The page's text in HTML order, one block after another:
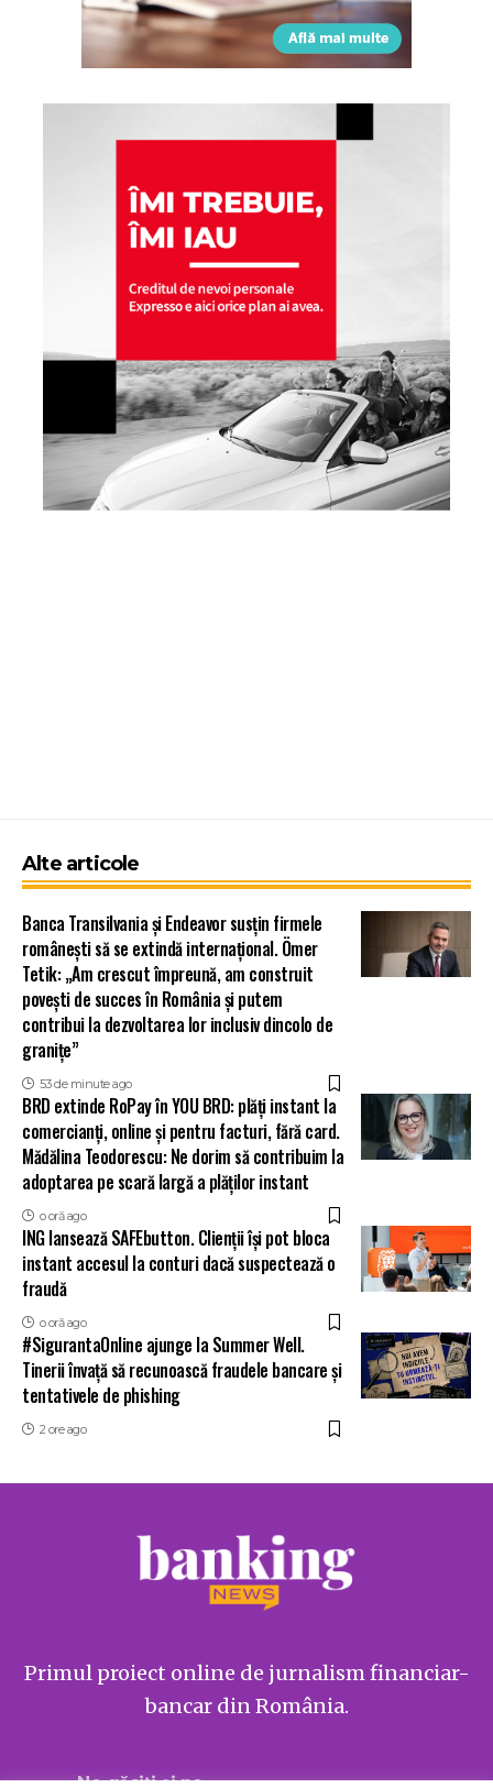
Alte articole
Banca Transilvania și Endeavor susțin firmele
românești să se extindă internațional. Ömer
Tetik: „Am crescut împreună, am construit
povești de succes în România și putem
contribui la dezvoltarea lor inclusiv dincolo de
granițe”
53 de minute ago
BRD extinde RoPay în YOU BRD: plăți instant la
comercianți, online și pentru facturi, fără card.
Mădălina Teodorescu: Ne dorim să contribuim la
adoptarea pe scară largă a plăților instant
o oră ago
ING lansează SAFEbutton. Clienții își pot bloca
instant accesul la conturi dacă suspectează o
fraudă
o oră ago
#SigurantaOnline ajunge la Summer Well.
Tinerii învață să recunoască fraudele bancare și
tentativele de phishing
2 ore ago
Primul proiect online de jurnalism financiar-
bancar din România.
Ne găsiți și pe